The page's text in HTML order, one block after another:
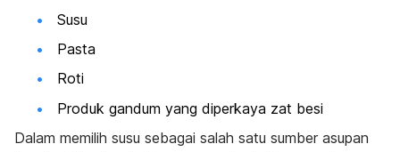
Susu
Pasta
Roti
Produk gandum yang diperkaya zat besi
Dalam memilih susu sebagai salah satu sumber asupan